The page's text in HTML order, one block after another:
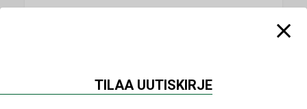
TILAA UUTISKIRJE